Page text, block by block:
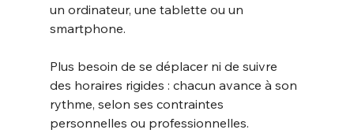
un ordinateur, une tablette ou un
smartphone.
Plus besoin de se déplacer ni de suivre
des horaires rigides : chacun avance à son
rythme, selon ses contraintes
personnelles ou professionnelles.